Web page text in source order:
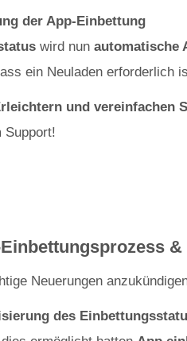
der App-Einbettung
wird nun automatische
ein Neuladen erforderlich
und vereinfachen
Support!
Neuerungen
des